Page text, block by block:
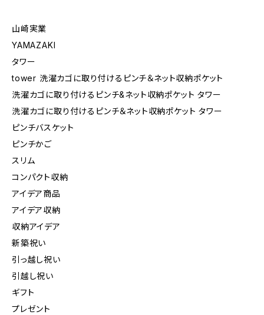
山崎実業
YAMAZAKI
タワー
tower 洗濯カゴに取り付けるピンチ＆ネット収納ポケット
洗濯カゴに取り付けるピンチ&ネット収納ポケット タワー
洗濯カゴに取り付けるピンチ＆ネット収納ポケット タワー
ピンチバスケット
ピンチかご
スリム
コンパクト収納
アイデア商品
アイデア収納
収納アイデア
新築祝い
引っ越し祝い
引越し祝い
ギフト
プレゼント